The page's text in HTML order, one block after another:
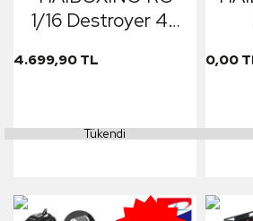
1/16 Destroyer 45
Kumandalı Model
Brushless Fırçasız
4.699,90 TL
Tükendi
0,00